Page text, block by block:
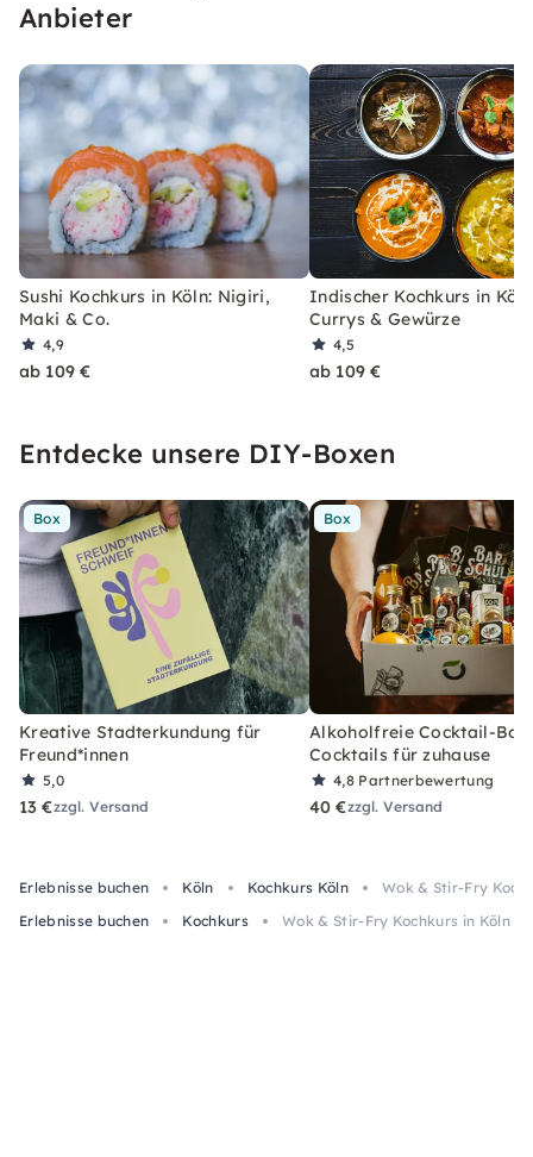
Anbieter
Sushi Kochkurs in Köln: Nigiri,
Maki & Co.
4,9
ab 109 €
Indischer Kochkurs in
Currys & Gewürze
4,5
ab 109 €
Entdecke unsere DIY-Boxen
Box
Kreative Stadterkundung für
Freund*innen
5,0
13 €zzgl. Versand
Box
Alkoholfreie Cocktail-Box
Cocktails für zuhause
4,8 Partnerbewertung
40 €zzgl. Versand
Erlebnisse buchen Köln Kochkurs Köln
Wok & Stir-Fry
Erlebnisse buchen
Kochkurs Wok & Stir-Fry Kochkurs in Köln –